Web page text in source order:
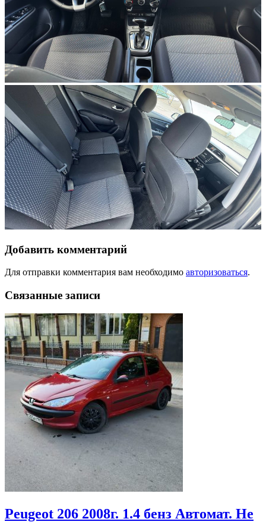
Добавить комментарий
Для отправки комментария вам необходимо авторизоваться.
Связанные записи
Peugeot 206 2008г. 1.4 бенз Автомат. Не